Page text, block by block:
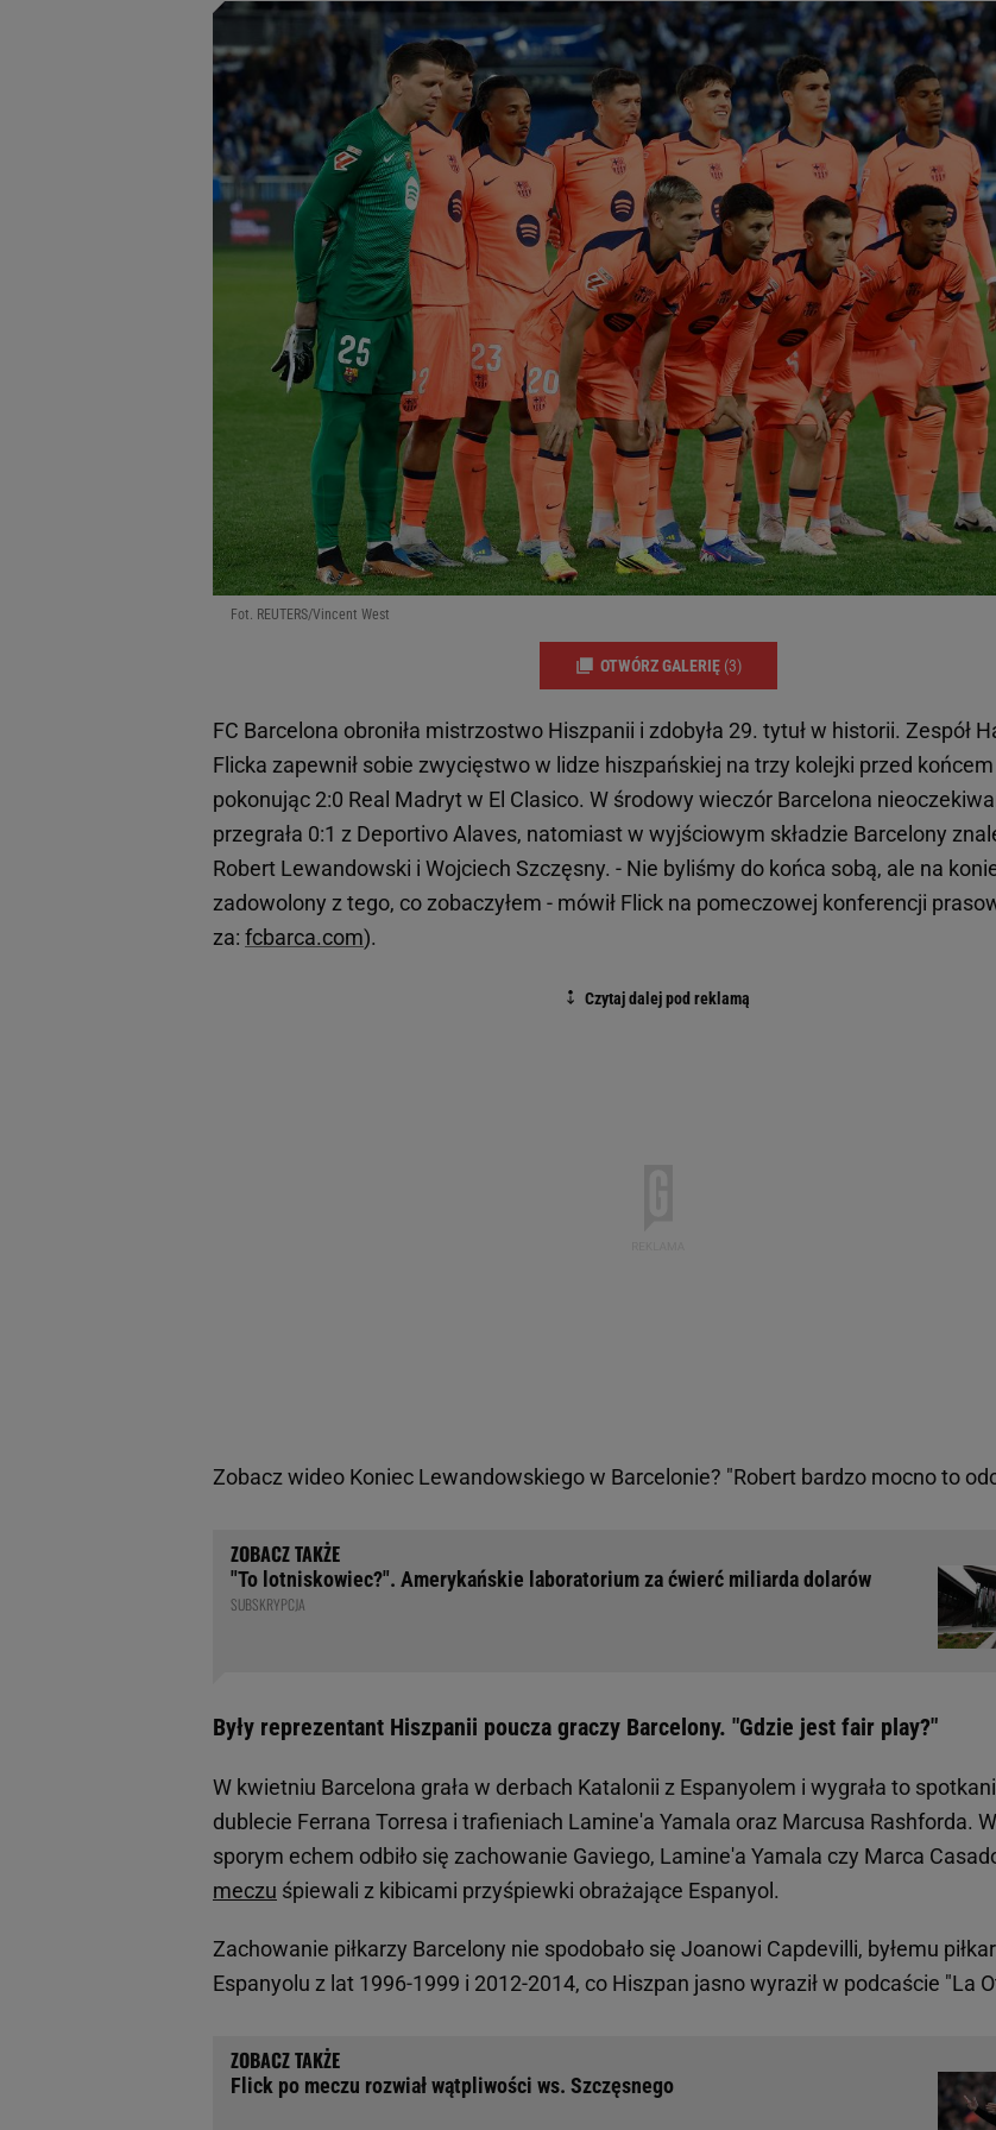
Fot. REUTERS/Vincent West
OTWÓRZ GALERIĘ (3)
FC Barcelona obroniła mistrzostwo Hiszpanii i zdobyła 29. tytuł w historii. Zespół
Flicka zapewnił sobie zwycięstwo w lidze hiszpańskiej na trzy kolejki przed
pokonując 2:0 Real Madryt w El Clasico. W środowy wieczór Barcelona
przegrała 0:1 z Deportivo Alaves, natomiast w wyjściowym składzie Barcelony
Robert Lewandowski i Wojciech Szczęsny. - Nie byliśmy do końca sobą, ale na
zadowolony z tego, co zobaczyłem - mówił Flick na pomeczowej konferencji
za: fcbarca.com).
Zobacz wideo Koniec Lewandowskiego w Barcelonie? "Robert bardzo mocno to
"To lotniskowiec?". Amerykańskie laboratorium za ćwierć miliarda dolarów
SUBSKRYPCJA
Były reprezentant Hiszpanii poucza graczy Barcelony. "Gdzie jest fair play?"
W kwietniu Barcelona grała w derbach Katalonii z Espanyolem i wygrała to
dublecie Ferrana Torresa i trafieniach Lamine'a Yamala oraz Marcusa Rashforda.
sporym echem odbiło się zachowanie Gaviego, Lamine'a Yamala czy Marca
meczu śpiewali z kibicami przyśpiewki obrażające Espanyol.
Zachowanie piłkarzy Barcelony nie spodobało się Joanowi Capdevilli, byłemu
Espanyolu z lat 1996-1999 i 2012-2014, co Hiszpan jasno wyraził w podcaście "La
Flick po meczu rozwiał wątpliwości ws. Szczęsnego